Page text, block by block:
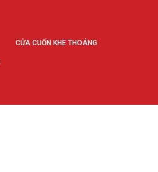
CỬA CUỐN KHE THOÁNG